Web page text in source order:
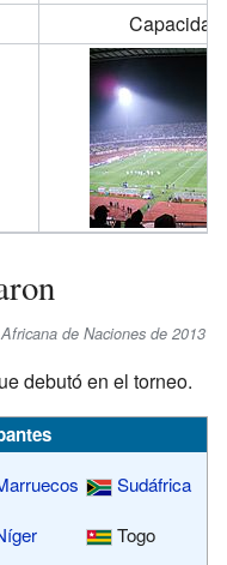
de Naciones de 2013
debutó en el torneo.
Sudáfrica
Togo